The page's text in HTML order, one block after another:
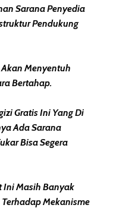
Sarana Penyedia
Pendukung
Menyentuh
Bertahap.
Gratis Ini Yang Di
Ada Sarana
Bisa Segera
Ini Masih Banyak
Mekanisme